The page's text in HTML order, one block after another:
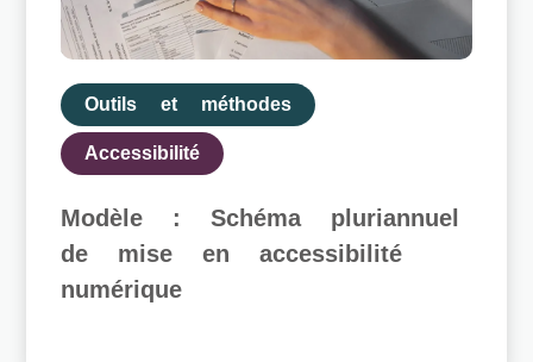
Outils et méthodes
Accessibilité
Modèle : Schéma pluriannuel
de mise en accessibilité
numérique